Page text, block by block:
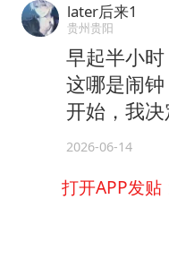
later后来1
贵州贵阳
早起半小
这哪是闹
开始，我
2026-06-14
打开APP发贴